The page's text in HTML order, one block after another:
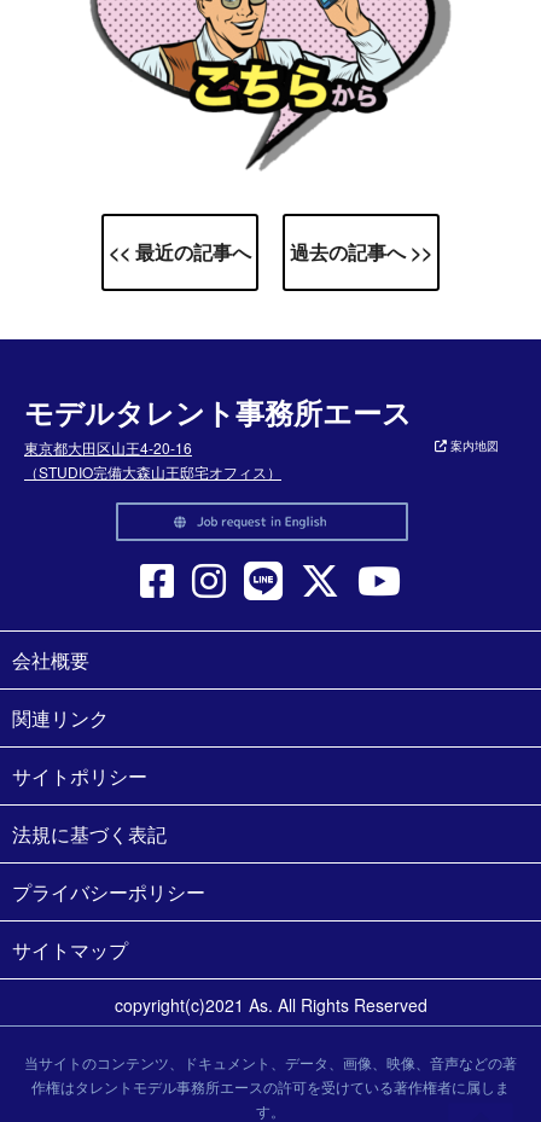
<< 最近の記事へ 過去の記事へ >>
モデルタレント事務所エース
東京都大田区山王4-20-16
（STUDIO完備大森山王邸宅オフィス）
案内地図
会社概要
関連リンク
サイトポリシー
法規に基づく表記
プライバシーポリシー
サイトマップ
copyright(c)2021 As. All Rights Reserved
当サイトのコンテンツ、ドキュメント、データ、画像、映像、音声などの著
作権はタレントモデル事務所エースの許可を受けている著作権者に属しま
す。